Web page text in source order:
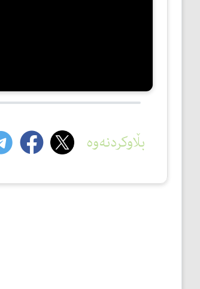
بڵاوکردنەوە